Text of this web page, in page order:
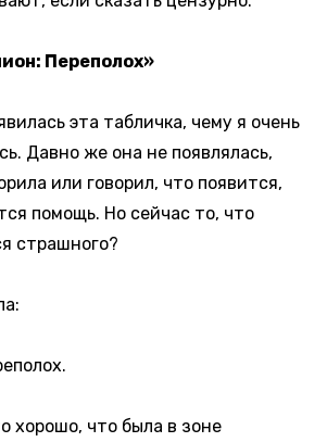
Переполох»
эта табличка, чему я очень
Давно же она не появлялась,
или говорил, что появится,
помощь. Но сейчас то, что
страшного?
хорошо, что была в зоне